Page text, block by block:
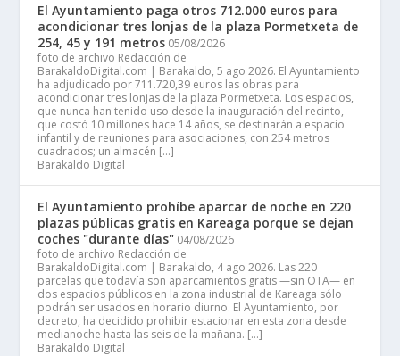
El Ayuntamiento paga otros 712.000 euros para
acondicionar tres lonjas de la plaza Pormetxeta de
254, 45 y 191 metros 05/08/2026
foto de archivo Redacción de
BarakaldoDigital.com | Barakaldo, 5 ago 2026. El Ayuntamiento
ha adjudicado por 711.720,39 euros las obras para
acondicionar tres lonjas de la plaza Pormetxeta. Los espacios,
que nunca han tenido uso desde la inauguración del recinto,
que costó 10 millones hace 14 años, se destinarán a espacio
infantil y de reuniones para asociaciones, con 254 metros
cuadrados; un almacén […]
Barakaldo Digital
El Ayuntamiento prohíbe aparcar de noche en 220
plazas públicas gratis en Kareaga porque se dejan
coches "durante días" 04/08/2026
foto de archivo Redacción de
BarakaldoDigital.com | Barakaldo, 4 ago 2026. Las 220
parcelas que todavía son aparcamientos gratis —sin OTA— en
dos espacios públicos en la zona industrial de Kareaga sólo
podrán ser usados en horario diurno. El Ayuntamiento, por
decreto, ha decidido prohibir estacionar en esta zona desde
medianoche hasta las seis de la mañana. […]
Barakaldo Digital